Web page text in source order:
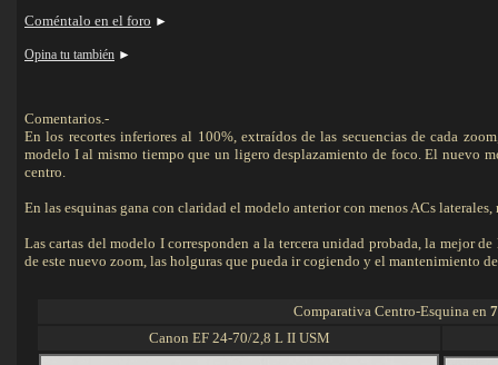
Coméntalo en el foro ►
Opina tu también ►
Comentarios.-
En los recortes inferiores al 100%, extraídos de las secuencias de cada
modelo I al mismo tiempo que un ligero desplazamiento de foco. El nuevo
centro.
En las esquinas gana con claridad el modelo anterior con menos ACs
Las cartas del modelo I corresponden a la tercera unidad probada, la mejor
de este nuevo zoom, las holguras que pueda ir cogiendo y el mantenimiento
Comparativa Centro-Esquina en
Canon EF 24-70/2,8 L II USM